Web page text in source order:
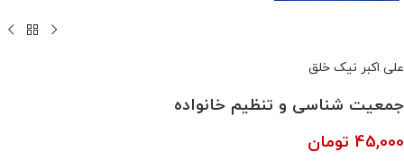
علی اکبر نیک خلق
جمعیت شناسی و تنظیم خانواده
45,000 تومان